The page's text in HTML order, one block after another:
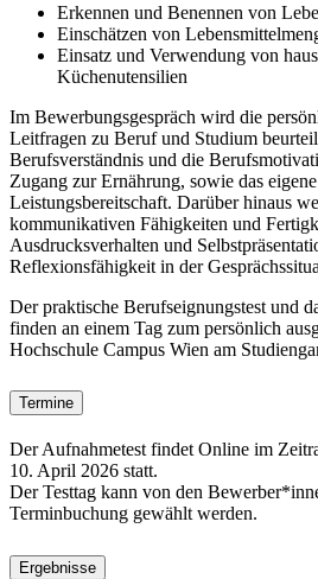
Erkennen und Benennen von
Einschätzen von
Einsatz und Verwendung von
Küchenutensilien
Im Bewerbungsgespräch wird die
Leitfragen zu Beruf und Studium
Berufsverständnis und die
Zugang zur Ernährung, sowie das
Leistungsbereitschaft. Darüber hinaus
kommunikativen Fähigkeiten und
Ausdrucksverhalten und
Reflexionsfähigkeit in der
Der praktische Berufseignungstest und
finden an einem Tag zum persönlich
Hochschule Campus Wien am
Termine
Der Aufnahmetest findet Online im
10. April 2026 statt.
Der Testtag kann von den
Terminbuchung gewählt werden.
Ergebnisse